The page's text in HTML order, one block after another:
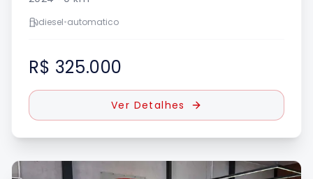
diesel•automatico
R$ 325.000
Ver Detalhes